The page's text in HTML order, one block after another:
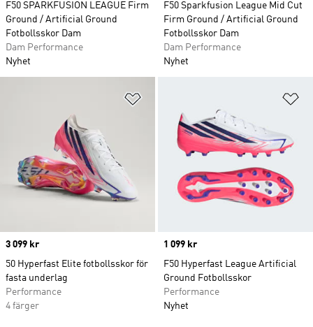
F50 SPARKFUSION LEAGUE Firm
Ground / Artificial Ground
Fotbollsskor Dam
Dam Performance
Nyhet
F50 Sparkfusion League Mid Cut
Firm Ground / Artificial Ground
Fotbollsskor Dam
Dam Performance
Nyhet
Price
3 099 kr
50 Hyperfast Elite fotbollsskor för
fasta underlag
Performance
4 färger
Price
1 099 kr
F50 Hyperfast League Artificial
Ground Fotbollsskor
Performance
Nyhet